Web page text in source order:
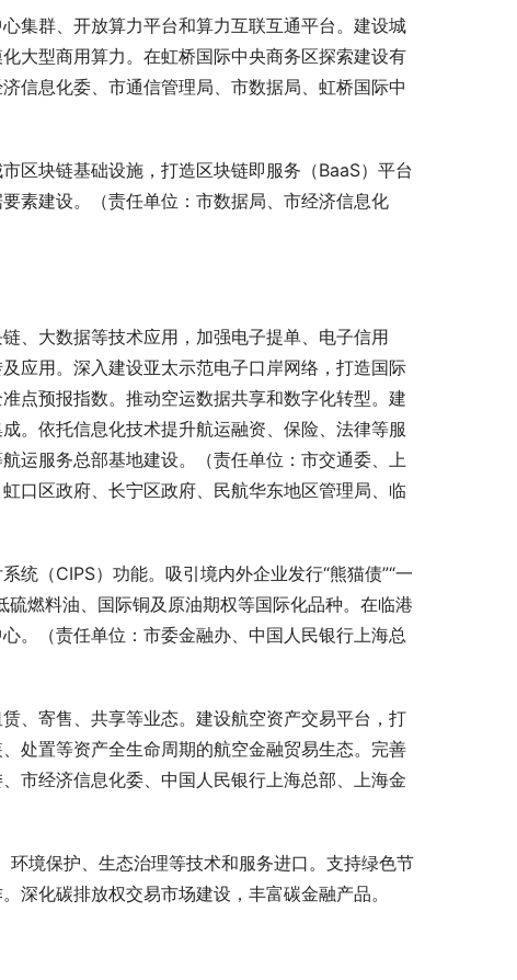
集群、开放算力平台和算力互联互通平台。建设城
大型商用算力。在虹桥国际中央商务区探索建设有
信息化委、市通信管理局、市数据局、虹桥国际中
区块链基础设施，打造区块链即服务（BaaS）平台
素建设。（责任单位：市数据局、市经济信息化
、大数据等技术应用，加强电子提单、电子信用
应用。深入建设亚太示范电子口岸网络，打造国际
点预报指数。推动空运数据共享和数字化转型。建
。依托信息化技术提升航运融资、保险、法律等服
运服务总部基地建设。（责任单位：市交通委、上
口区政府、长宁区政府、民航华东地区管理局、临
统（CIPS）功能。吸引境内外企业发行“熊猫债”“一
燃料油、国际铜及原油期权等国际化品种。在临港
。（责任单位：市委金融办、中国人民银行上海总
、寄售、共享等业态。建设航空资产交易平台，打
处置等资产全生命周期的航空金融贸易生态。完善
市经济信息化委、中国人民银行上海总部、上海金
环境保护、生态治理等技术和服务进口。支持绿色节
深化碳排放权交易市场建设，丰富碳金融产品。